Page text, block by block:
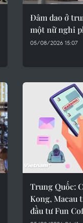
Đâm dao ở
một nữ nghi
05/08/2026 15:07
Trung Quốc:
Kong, Macau
đầu tư Fun